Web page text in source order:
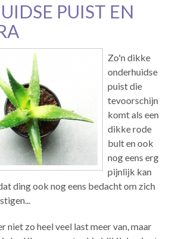
PUIST EN
Zo'n dikke
onderhuidse
puist die
tevoorschijn
komt als een
dikke rode
bult en ook
nog eens erg
pijnlijk kan
ding ook nog eens bedacht om zich
niet zo heel veel last meer van, maar